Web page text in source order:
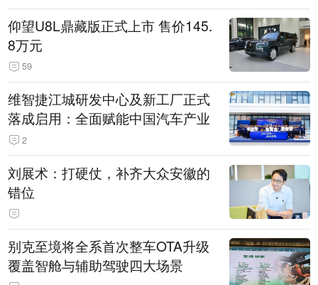
仰望U8L鼎藏版正式上市 售价145.
8万元
59
维智捷江城研发中心及新工厂正式
落成启用：全面赋能中国汽车产业
2
刘展术：打硬仗，补齐大众安徽的
错位
别克至境将全系首次整车OTA升级
覆盖智舱与辅助驾驶四大场景